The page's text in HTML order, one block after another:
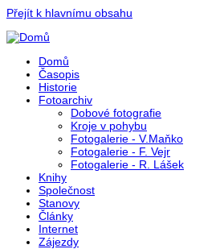
Přejít k hlavnímu obsahu
Domů
Časopis
Historie
Fotoarchiv
Dobové fotografie
Kroje v pohybu
Fotogalerie - V.Maňko
Fotogalerie - F. Vejr
Fotogalerie - R. Lášek
Knihy
Společnost
Stanovy
Články
Internet
Zájezdy